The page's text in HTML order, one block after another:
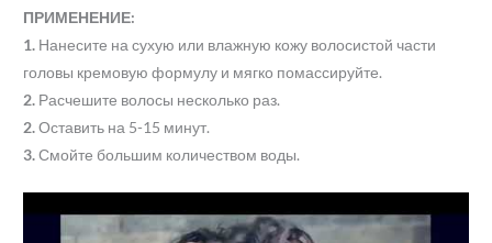
ПРИМЕНЕНИЕ:
1. Нанесите на сухую или влажную кожу волосистой части
головы кремовую формулу и мягко помассируйте.
2. Расчешите волосы несколько раз.
2.Оставить на 5-15 минут.
3.Смойте большим количеством воды.